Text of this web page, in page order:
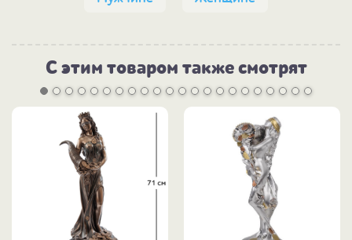
С этим товаром также смотрят